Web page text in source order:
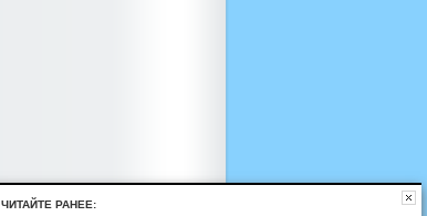
ЧИТАЙТЕ РАНЕЕ: